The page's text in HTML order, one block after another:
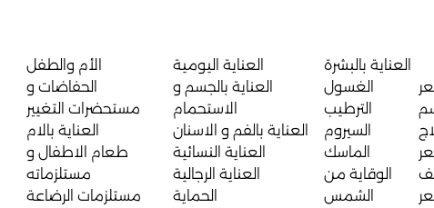
العناية بالبشرة
الغسول
الترطيب
السيروم
الماسك
الوقاية من
الشمس
العناية اليومية
العناية بالجسم و
الاستحمام
العناية بالفم و الاسنان
العناية النسائية
العناية الرجالية
الحماية
الأم والطفل
الحفاضات و
مستحضرات التغيير
العناية بالام
طعام الاطفال و
مستلزماته
مستلزمات الرضاعة